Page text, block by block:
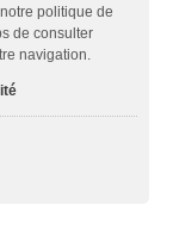
politique de
de consulter
navigation.